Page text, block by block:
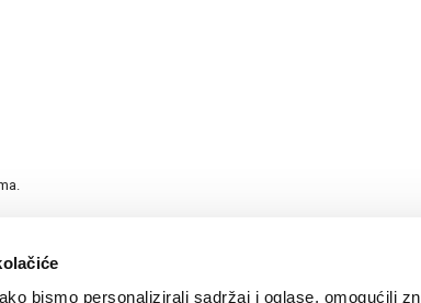
bismo personalizirali sadržaj i oglase, omogućili